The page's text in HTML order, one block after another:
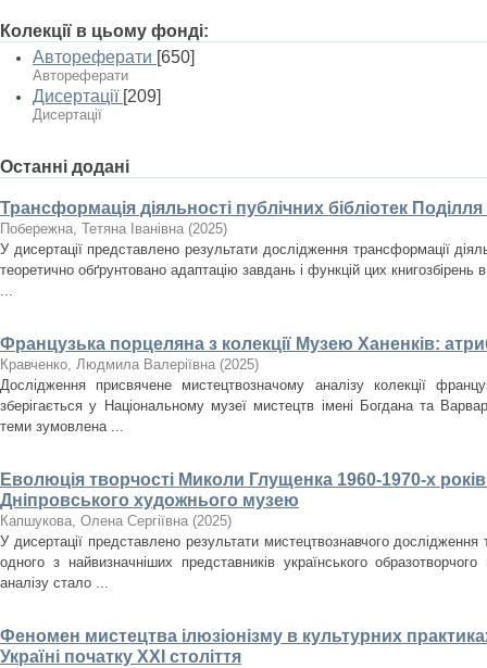
Колекції в цьому фонді:
Автореферати [650]
Автореферати
Дисертації [209]
Дисертації
Останні додані
Трансформація діяльності публічних бібліотек
Побережна, Тетяна Іванівна (2025)
У дисертації представлено результати дослідження трансформації
теоретично обґрунтовано адаптацію завдань і функцій цих книгозбірень
...
Французька порцеляна з колекції Музею Ханенків:
Кравченко, Людмила Валеріївна (2025)
Дослідження присвячене мистецтвозначому аналізу колекції
зберігається у Національному музеї мистецтв імені Богдана та
теми зумовлена ...
Еволюція творчості Миколи Глущенка 1960-1970-х
Дніпровського художнього музею
Капшукова, Олена Сергіївна (2025)
У дисертації представлено результати мистецтвознавчого
одного з найвизначніших представників українського
аналізу стало ...
Феномен мистецтва ілюзіонізму в культурних
Україні початку ХХІ століття